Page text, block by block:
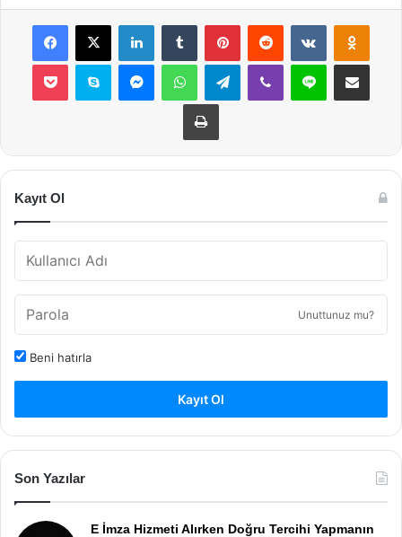
Facebook
X LinkedInTumblr PinterestReddit VKontakte
Pocket Skype MessengerWhatsAppTelegramViber Line E-Posta ile
Yazdır
Kayıt Ol
Unuttunuz mu?
Beni hatırla
Kayıt Ol
Son Yazılar
E İmza Hizmeti Alırken Doğru Tercihi Yapmanın